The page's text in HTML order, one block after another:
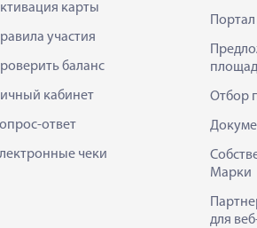
карты
участия
баланс
кабинет
ответ
чеки
Отбор
Марки
для